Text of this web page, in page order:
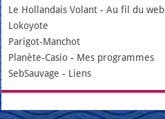
Le Hollandais Volant -Au fil du web
Lokoyote
Parigot-Manchot
Planète-Casio - Mes programmes
SebSauvage - Liens